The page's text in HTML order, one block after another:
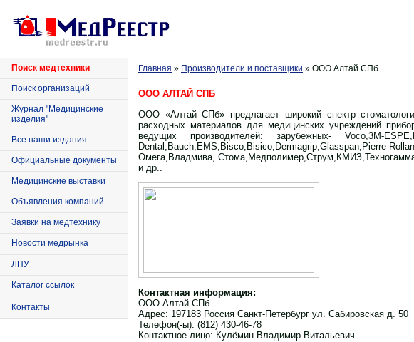
Поиск медтехники
Поиск организаций
Журнал "Медицинские
изделия"
Все наши издания
Официальные документы
Медицинские выставки
Объявления компаний
Заявки на медтехнику
Новости медрынка
ЛПУ
Каталог ссылок
Контакты
Главная » Производители и поставщики » ООО Алтай СПб
ООО АЛТАЙ СПБ
ООО «Алтай СПб» предлагает широкий спектр
расходных материалов для медицинских учреждений
ведущих производителей: зарубежных- Voco,3M-
Dental,Bauch,EMS,Bisco,Bisico,Dermagrip,Glasspan,Pierre-
Омега,Владмива,
и др..
Контактная информация:
ООО Алтай СПб
Адрес: 197183 Россия Санкт-Петербург ул. Сабировская д. 50
Телефон(-ы): (812) 430-46-78
Контактное лицо: Кулёмин Владимир Витальевич